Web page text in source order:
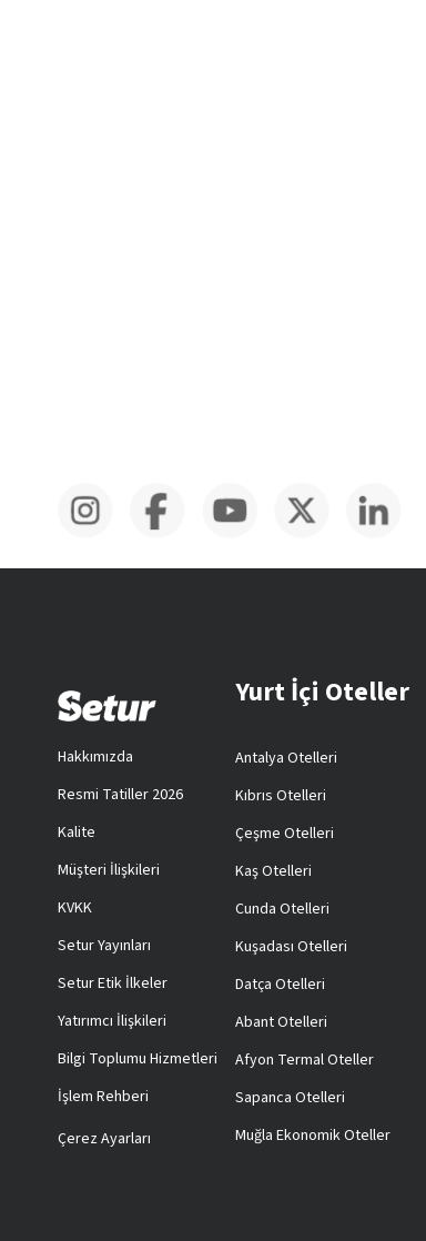
Hakkımızda
Resmi Tatiller 2026
Kalite
Müşteri İlişkileri
KVKK
Setur Yayınları
Setur Etik İlkeler
Yatırımcı İlişkileri
Bilgi Toplumu Hizmetleri
İşlem Rehberi
Çerez Ayarları
Yurt İçi Oteller
Antalya Otelleri
Kıbrıs Otelleri
Çeşme Otelleri
Kaş Otelleri
Cunda Otelleri
Kuşadası Otelleri
Datça Otelleri
Abant Otelleri
Afyon Termal Oteller
Sapanca Otelleri
Muğla Ekonomik Oteller